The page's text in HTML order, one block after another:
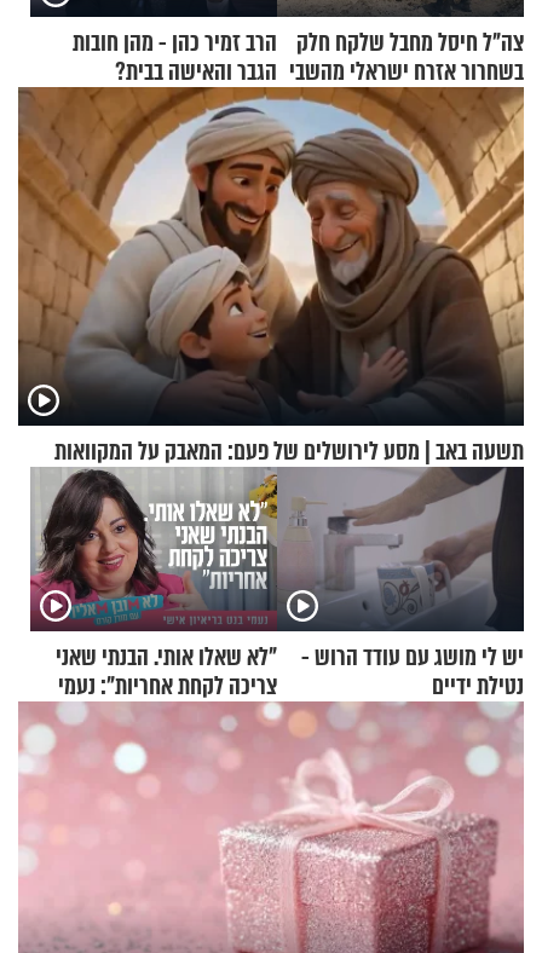
צה"ל חיסל מחבל שלקח חלק
בשחרור אזרח ישראלי מהשבי
הרב זמיר כהן - מהן חובות
הגבר והאישה בבית?
תשעה באב | מסע לירושלים של פעם: המאבק על המקוואות
יש לי מושג עם עודד הרוש -
נטילת ידיים
"לא שאלו אותי. הבנתי שאני
צריכה לקחת אחריות": נעמי
בנט בריאיון אישי